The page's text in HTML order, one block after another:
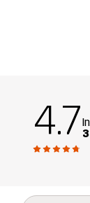
4.7